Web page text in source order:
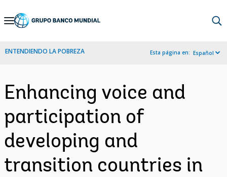
Skip
Navigation
ENTENDIENDO LA POBREZA Esta página en: Español
Enhancing voice and
participation of
developing and
transition countries in